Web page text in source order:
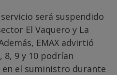
será suspendido
El Vaquero y La
EMAX advirtió
8, 9 y 10 podrían
el suministro durante